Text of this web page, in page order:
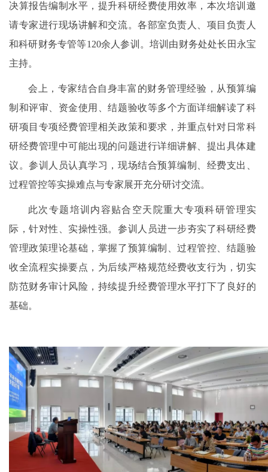
决算报告编制水平，提升科研经费使用效率，本次培训邀
请专家进行现场讲解和交流。各部室负责人、项目负责人
和科研财务专管等120余人参训。培训由财务处处长田永宝
主持。
会上，专家结合自身丰富的财务管理经验，从预算编
制和评审、资金使用、结题验收等多个方面详细解读了科
研项目专项经费管理相关政策和要求，并重点针对日常科
研经费管理中可能出现的问题进行详细讲解、提出具体建
议。参训人员认真学习，现场结合预算编制、经费支出、
过程管控等实操难点与专家展开充分研讨交流。
此次专题培训内容贴合空天院重大专项科研管理实
际，针对性、实操性强。参训人员进一步夯实了科研经费
管理政策理论基础，掌握了预算编制、过程管控、结题验
收全流程实操要点，为后续严格规范经费收支行为，切实
防范财务审计风险，持续提升经费管理水平打下了良好的
基础。